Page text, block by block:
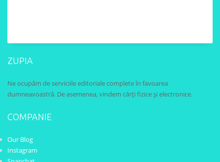
ZUPIA
Ne ocupăm de serviciile editoriale complete în favoarea
dumneavoastră. De asemenea, vindem cărți fizice și electronice.
COMPANIE
Our Blog
Instagram